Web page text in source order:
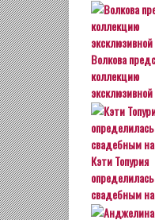
Волкова
коллекцию
Кэти Топурия
свадебным